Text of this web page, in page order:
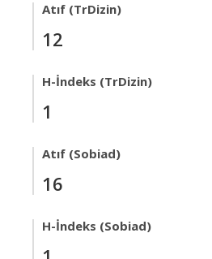
Atıf (TrDizin)
12
H-İndeks (TrDizin)
1
Atıf (Sobiad)
16
H-İndeks (Sobiad)